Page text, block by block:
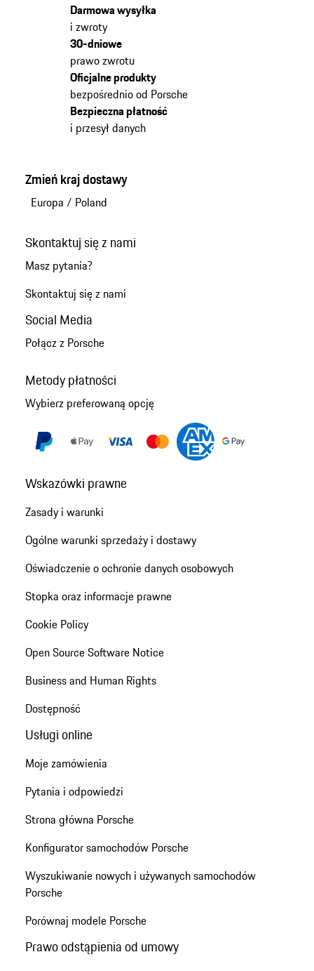
Darmowa wysyłka
i zwroty
30-dniowe
prawo zwrotu
Oficjalne produkty
bezpośrednio od Porsche
Bezpieczna płatność
i przesył danych
Zmień kraj dostawy
Europa / Poland
Skontaktuj się z nami
Masz pytania?
Skontaktuj się z nami
Social Media
Połącz z Porsche
Metody płatności
Wybierz preferowaną opcję
Wskazówki prawne
Zasady i warunki
Ogólne warunki sprzedaży i dostawy
Oświadczenie o ochronie danych osobowych
Stopka oraz informacje prawne
Cookie Policy
Open Source Software Notice
Business and Human Rights
Dostępność
Usługi online
Moje zamówienia
Pytania i odpowiedzi
Strona główna Porsche
Konfigurator samochodów Porsche
Wyszukiwanie nowych i używanych samochodów
Porsche
Porównaj modele Porsche
Prawo odstąpienia od umowy